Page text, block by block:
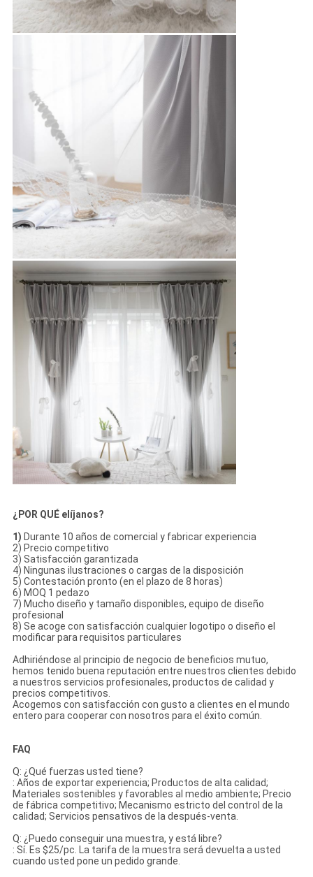
¿POR QUÉ elíjanos?
1) Durante 10 años de comercial y fabricar experiencia
2) Precio competitivo
3) Satisfacción garantizada
4) Ningunas ilustraciones o cargas de la disposición
5) Contestación pronto (en el plazo de 8 horas)
6) MOQ 1 pedazo
7) Mucho diseño y tamaño disponibles, equipo de diseño
profesional
8) Se acoge con satisfacción cualquier logotipo o diseño el
modificar para requisitos particulares
Adhiriéndose al principio de negocio de beneficios mutuo,
hemos tenido buena reputación entre nuestros clientes debido
a nuestros servicios profesionales, productos de calidad y
precios competitivos.
Acogemos con satisfacción con gusto a clientes en el mundo
entero para cooperar con nosotros para el éxito común.
FAQ
Q: ¿Qué fuerzas usted tiene?
: Años de exportar experiencia; Productos de alta calidad;
Materiales sostenibles y favorables al medio ambiente; Precio
de fábrica competitivo; Mecanismo estricto del control de la
calidad; Servicios pensativos de la después-venta.
Q: ¿Puedo conseguir una muestra, y está libre?
: Sí. Es $25/pc. La tarifa de la muestra será devuelta a usted
cuando usted pone un pedido grande.